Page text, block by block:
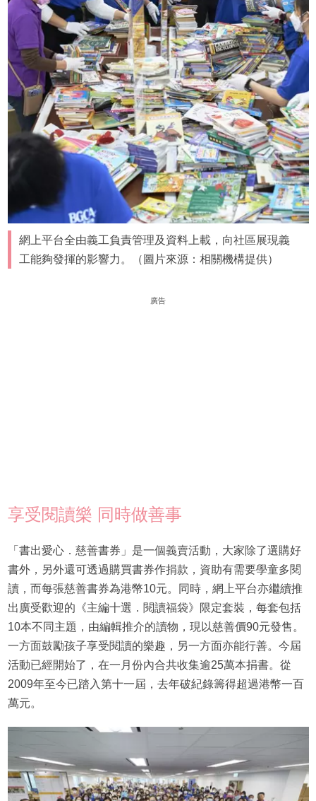
網上平台全由義工負責管理及資料上載，向社區展現義
工能夠發揮的影響力。（圖片來源：相關機構提供）
廣告
享受閱讀樂 同時做善事
「書出愛心．慈善書券」是一個義賣活動，大家除了選購好
書外，另外還可透過購買書券作捐款，資助有需要學童多閱
讀，而每張慈善書券為港幣10元。同時，網上平台亦繼續推
出廣受歡迎的《主編十選．閱讀福袋》限定套裝，每套包括
10本不同主題，由編輯推介的讀物，現以慈善價90元發售。
一方面鼓勵孩子享受閱讀的樂趣，另一方面亦能行善。今屆
活動已經開始了，在一月份內合共收集逾25萬本捐書。從
2009年至今已踏入第十一屆，去年破紀錄籌得超過港幣一百
萬元。